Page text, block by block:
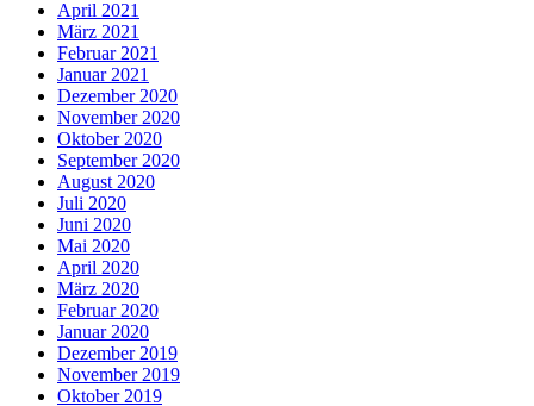
April 2021
März 2021
Februar 2021
Januar 2021
Dezember 2020
November 2020
Oktober 2020
September 2020
August 2020
Juli 2020
Juni 2020
Mai 2020
April 2020
März 2020
Februar 2020
Januar 2020
Dezember 2019
November 2019
Oktober 2019